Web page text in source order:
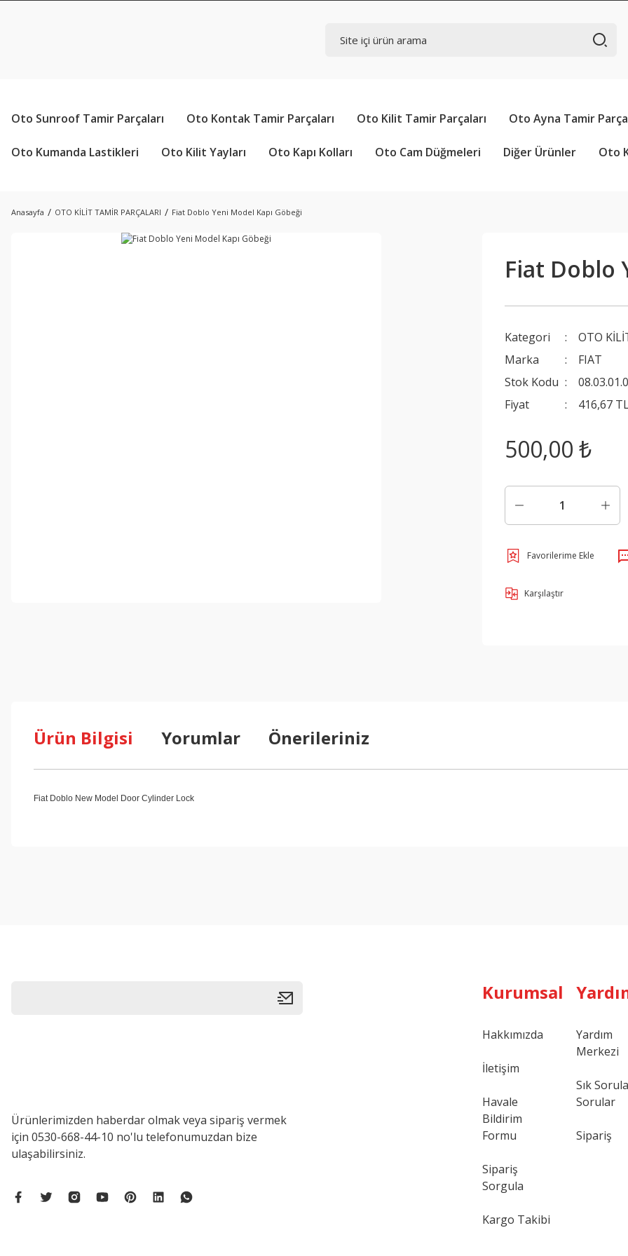
Oto Sunroof Tamir Parçaları Oto Kontak Tamir Parçaları Oto Kilit Tamir Parçaları Oto Ayna Tamir
Oto Kumanda Lastikleri Oto Kilit Yayları Oto Kapı Kolları Oto Cam Düğmeleri Diğer Ürünler Oto
Anasayfa OTO KİLİT TAMİR PARÇALARI Fiat Doblo Yeni Model Kapı Göbeği
Fiat Doblo
Kategori
OTO
Marka
FIAT
Stok Kodu
Fiyat
416,67
500,00 ₺
Karşılaştır
Ürün Bilgisi Yorumlar Önerileriniz
Fiat Doblo New Model Door Cylinder Lock
Ürünlerimizden haberdar olmak veya sipariş vermek
için 0530-668-44-10 no'lu telefonumuzdan bize
ulaşabilirsiniz.
Kurumsal
Hakkımızda
İletişim
Havale
Bildirim
Formu
Sipariş
Sorgula
Kargo Takibi
Yardım
Merkezi
Sık
Sorular
Sipariş